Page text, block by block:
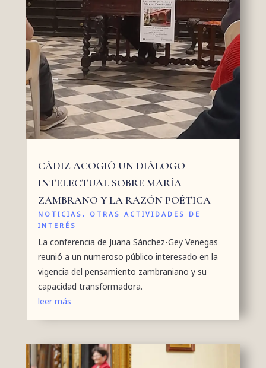
CÁDIZ ACOGIÓ UN DIÁLOGO
INTELECTUAL SOBRE MARÍA
ZAMBRANO Y LA RAZÓN POÉTICA
NOTICIAS, OTRAS ACTIVIDADES DE
INTERÉS
La conferencia de Juana Sánchez-Gey Venegas
reunió a un numeroso público interesado en la
vigencia del pensamiento zambraniano y su
capacidad transformadora.
leer más